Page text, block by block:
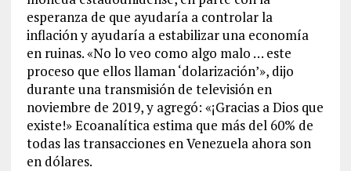
esperanza de que ayudaría a controlar la
inflación y ayudaría a estabilizar una economía
en ruinas. «No lo veo como algo malo … este
proceso que ellos llaman ‘dolarización’», dijo
durante una transmisión de televisión en
noviembre de 2019, y agregó: «¡Gracias a Dios que
existe!» Ecoanalítica estima que más del 60% de
todas las transacciones en Venezuela ahora son
en dólares.